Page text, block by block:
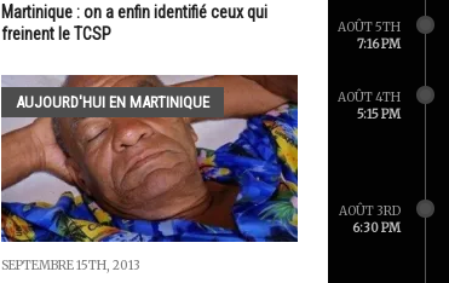
Martinique : on a enfin identifié ceux qui
freinent le TCSP
AUJOURD'HUI EN MARTINIQUE
SEPTEMBRE 15TH, 2013
AOÛT 5TH
7:16 PM
AOÛT 4TH
5:15 PM
AOÛT 3RD
6:30 PM